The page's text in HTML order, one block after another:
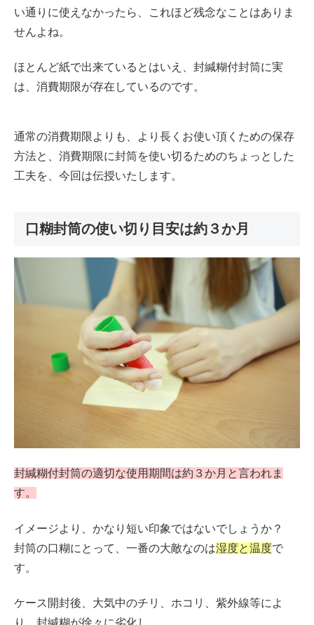
い通りに使えなかったら、これほど残念なことはありま
せんよね。
ほとんど紙で出来ているとはいえ、封緘糊付封筒に実
は、消費期限が存在しているのです。
通常の消費期限よりも、より長くお使い頂くための保存
方法と、消費期限に封筒を使い切るためのちょっとした
工夫を、今回は伝授いたします。
口糊封筒の使い切り目安は約３か月
封緘糊付封筒の適切な使用期間は約３か月と言われま
す。
イメージより、かなり短い印象ではないでしょうか？
封筒の口糊にとって、一番の大敵なのは湿度と温度で
す。
ケース開封後、大気中のチリ、ホコリ、紫外線等によ
り、封緘糊が徐々に劣化し、